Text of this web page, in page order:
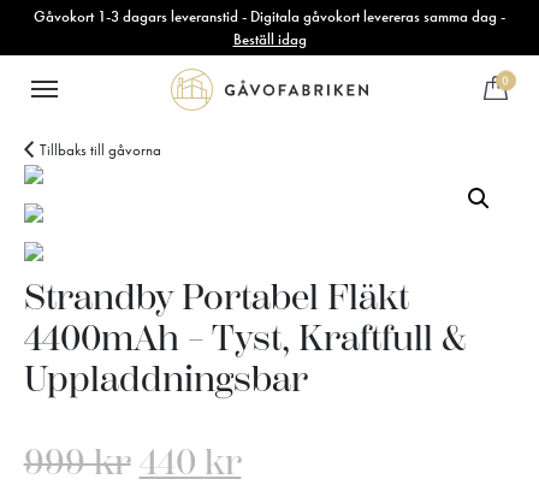
Gåvokort 1-3 dagars leveranstid - Digitala gåvokort levereras samma dag -
Beställ idag
0
Tillbaks till gåvorna
Strandby Portabel Fläkt
4400mAh – Tyst, Kraftfull &
Uppladdningsbar
999kr 440 kr